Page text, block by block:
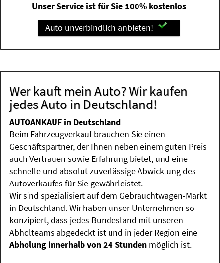
Unser Service ist für Sie 100% kostenlos
Auto unverbindlich anbieten!
Wer kauft mein Auto? Wir kaufen
jedes Auto in Deutschland!
AUTOANKAUF in Deutschland
Beim Fahrzeugverkauf brauchen Sie einen
Geschäftspartner, der Ihnen neben einem guten Preis
auch Vertrauen sowie Erfahrung bietet, und eine
schnelle und absolut zuverlässige Abwicklung des
Autoverkaufes für Sie gewährleistet.
Wir sind spezialisiert auf dem Gebrauchtwagen-Markt
in Deutschland. Wir haben unser Unternehmen so
konzipiert, dass jedes Bundesland mit unseren
Abholteams abgedeckt ist und in jeder Region eine
Abholung innerhalb von 24 Stunden möglich ist.